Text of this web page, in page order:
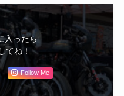
入ったら
てね！
Follow Me